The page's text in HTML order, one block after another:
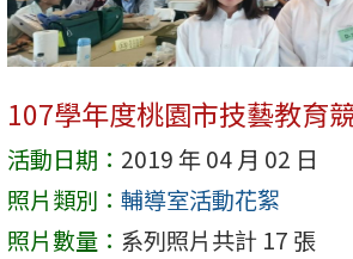
107學年度桃園市技藝教育
活動日期： 2019 年 04 月 02 日
照片類別： 輔導室活動花絮
照片數量： 系列照片共計 17 張